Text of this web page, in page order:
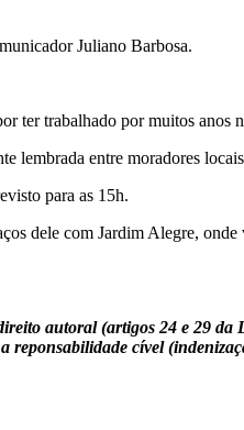
Juliano Barbosa.
ter trabalhado por muitos anos
lembrada entre moradores
para as 15h.
dele com Jardim Alegre,
autoral (artigos 24 e 29 da
cível